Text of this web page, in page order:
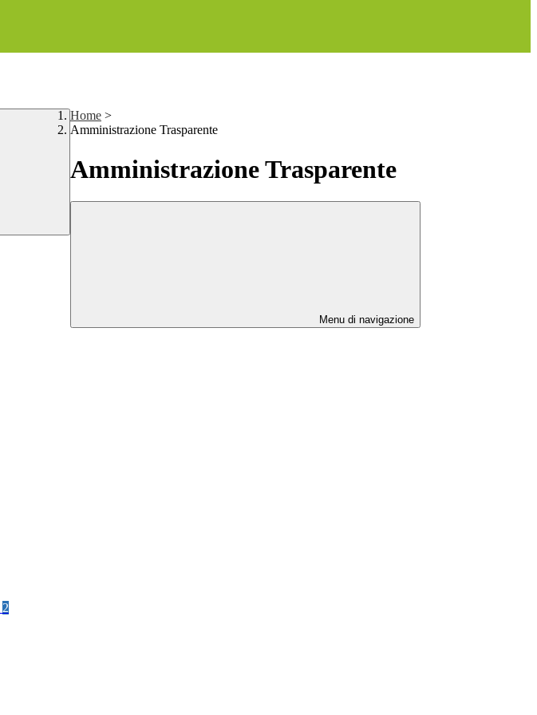
Home >
Amministrazione Trasparente
Amministrazione Trasparente
Menu di navigazione
2